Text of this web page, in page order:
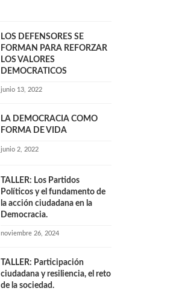
LOS DEFENSORES SE
FORMAN PARA REFORZAR
LOS VALORES
DEMOCRATICOS
junio 13, 2022
LA DEMOCRACIA COMO
FORMA DE VIDA
junio 2, 2022
TALLER: Los Partidos
Políticos y el fundamento de
la acción ciudadana en la
Democracia.
noviembre 26, 2024
TALLER: Participación
ciudadana y resiliencia, el reto
de la sociedad.